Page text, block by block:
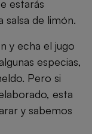
estarás
de limón.
y echa el jugo
especias,
Pero si
esta
y sabemos